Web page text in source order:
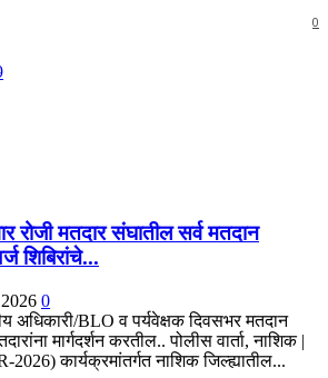
0
रोजी मतदार संघातील सर्व मतदान
शिबिरांचे...
0
अधिकारी/BLO व पर्यवेक्षक दिवसभर मतदान
मार्गदर्शन करतील.. पोलीस वार्ता, नाशिक |
2026) कार्यक्रमांतर्गत नाशिक जिल्ह्यातील...